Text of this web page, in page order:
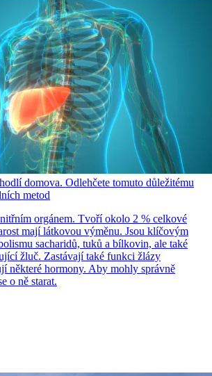
domova. Odlehčete tomuto důležitému
metod
orgánem. Tvoří okolo 2 % celkové
mají látkovou výměnu. Jsou klíčovým
sacharidů, tuků a bílkovin, ale také
žluč. Zastávají také funkci žlázy
některé hormony. Aby mohly správně
o ně starat.